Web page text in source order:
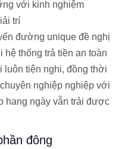
đường unique đề nghị
thống trả tiền an toàn
luôn tiện nghi, đồng thời
nghiệp nghiệp với
hang ngày vẫn trải được
đông